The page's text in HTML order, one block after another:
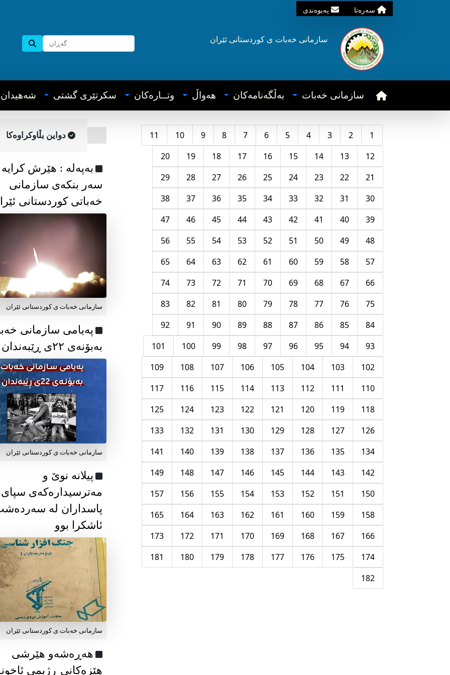
سه‌ره‌تا په‌یوه‌ندی
سازمانی خه‌بات ی کوردستانی ئێران
سازمانی خه‌بات به‌ڵگه‌نامه‌کان هه‌واڵ وتــاره‌کان سکرتێری گشتی شه‌هیدان
1
2
3
4
5
6
7
8
9
10
11
12
13
14
15
16
17
18
19
20
21
22
23
24
25
26
27
28
29
30
31
32
33
34
35
36
37
38
39
40
41
42
43
44
45
46
47
48
49
50
51
52
53
54
55
56
57
58
59
60
61
62
63
64
65
66
67
68
69
70
71
72
73
74
75
76
77
78
79
80
81
82
83
84
85
86
87
88
89
90
91
92
93
94
95
96
97
98
99
100
101
102
103
104
105
106
107
108
109
110
111
112
113
114
115
116
117
118
119
120
121
122
123
124
125
126
127
128
129
130
131
132
133
134
135
136
137
138
139
140
141
142
143
144
145
146
147
148
149
150
151
152
153
154
155
156
157
158
159
160
161
162
163
164
165
166
167
168
169
170
171
172
173
174
175
176
177
178
179
180
181
182
دواین بڵاوکراوه‌کا
به‌په‌له‌ : هێرش کرایە
سەر بنکەی سازمانی
خەباتی کوردستانی
سازمانی خەبات ی کوردستانی ئێران
پەیامی سازمانی
بەبۆنەی ۲۲ی ڕێبەندان
سازمانی خەبات ی كوردستانی ئێران
پیلانە نوێ و
مەترسیدارەکەی سپای
پاسداران لە
ئاشکرا بوو
سازمانی خەبات ی كوردستانی ئێران
هەڕەشەو هێرشی
هێزەکانی ڕژیمی